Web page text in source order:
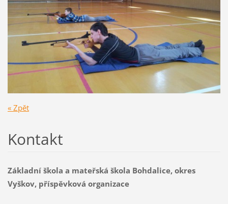
« Zpět
Kontakt
Základní škola a mateřská škola Bohdalice, okres
Vyškov, příspěvková organizace